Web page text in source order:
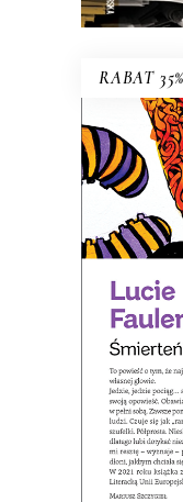
RABAT 35%
To
walki